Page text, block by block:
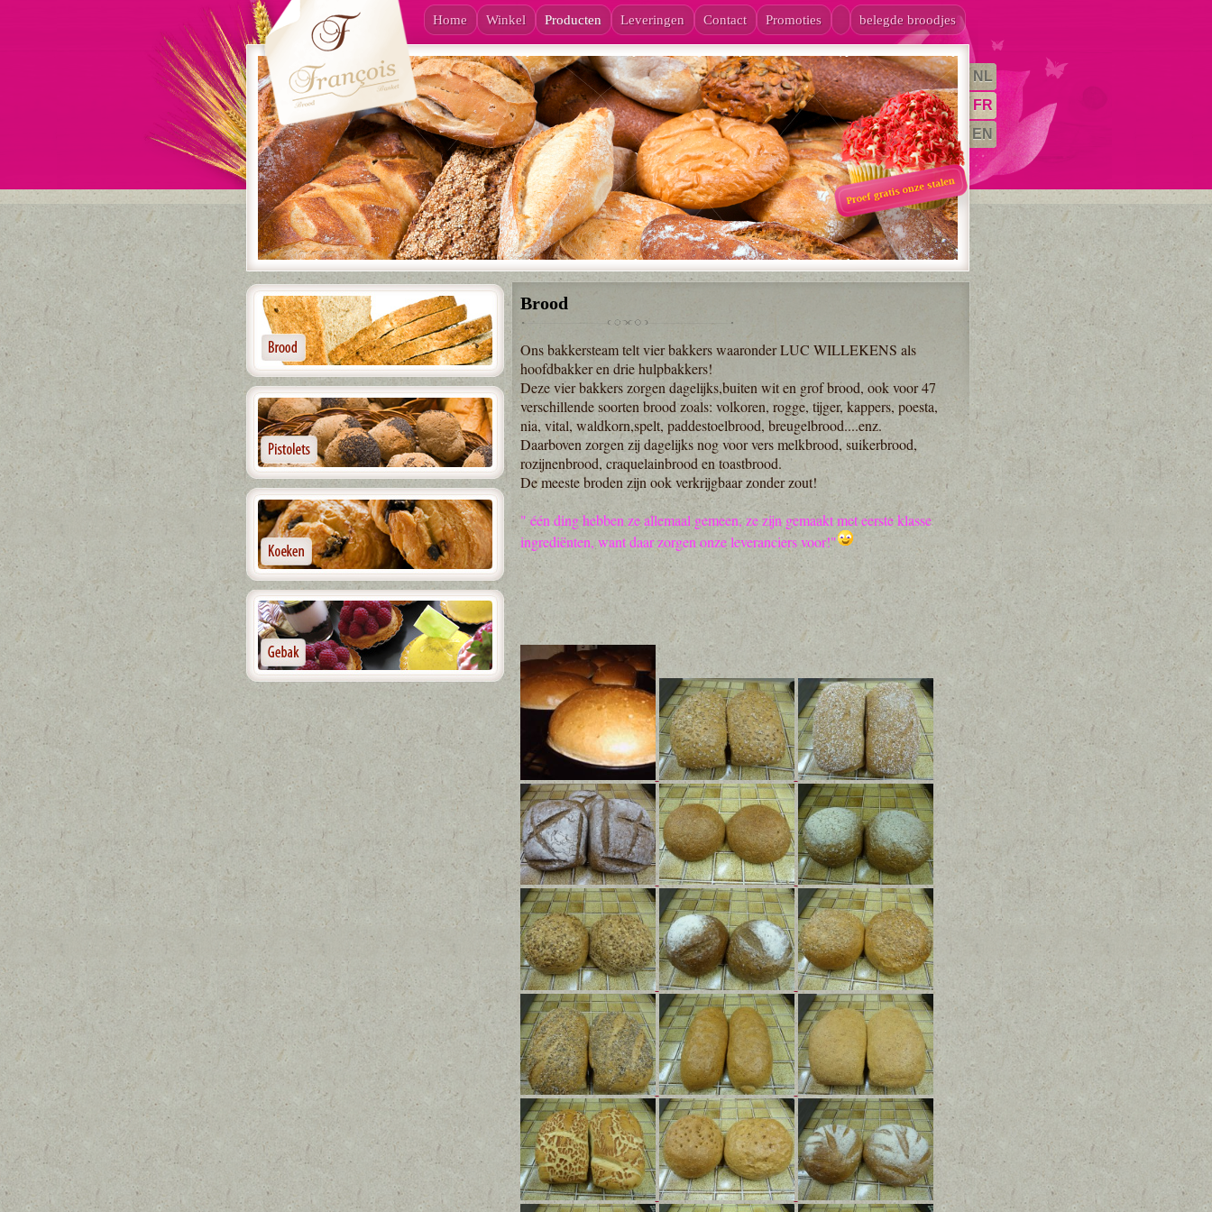
NL
FR
EN
Home Winkel Producten Leveringen Contact Promoties belegde broodjes
Brood
Ons bakkersteam telt vier bakkers waaronder LUC WILLEKENS als
hoofdbakker en drie hulpbakkers!
Deze vier bakkers zorgen dagelijks,buiten wit en grof brood, ook voor 47
verschillende soorten brood zoals: volkoren, rogge, tijger, kappers, poesta,
nia, vital, waldkorn,spelt, paddestoelbrood, breugelbrood....enz.
Daarboven zorgen zij dagelijks nog voor vers melkbrood, suikerbrood,
rozijnenbrood, craquelainbrood en toastbrood.
De meeste broden zijn ook verkrijgbaar zonder zout!
" één ding hebben ze allemaal gemeen, ze zijn gemaakt met eerste klasse
ingrediënten, want daar zorgen onze leveranciers voor!"